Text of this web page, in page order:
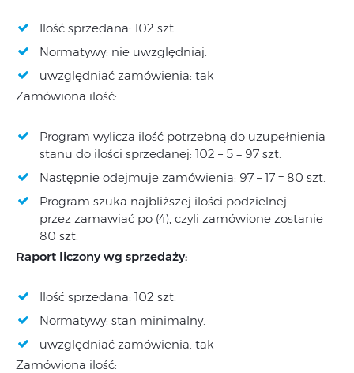
Ilość sprzedana: 102 szt.
Normatywy: nie uwzględniaj.
uwzględniać zamówienia: tak
Zamówiona ilość:
Program wylicza ilość potrzebną do uzupełnienia
stanu do ilości sprzedanej: 102 – 5 = 97 szt.
Następnie odejmuje zamówienia: 97 – 17 = 80 szt.
Program szuka najbliższej ilości podzielnej
przez zamawiać po (4), czyli zamówione zostanie
80 szt.
Raport liczony wg sprzedaży:
Ilość sprzedana: 102 szt.
Normatywy: stan minimalny.
uwzględniać zamówienia: tak
Zamówiona ilość: